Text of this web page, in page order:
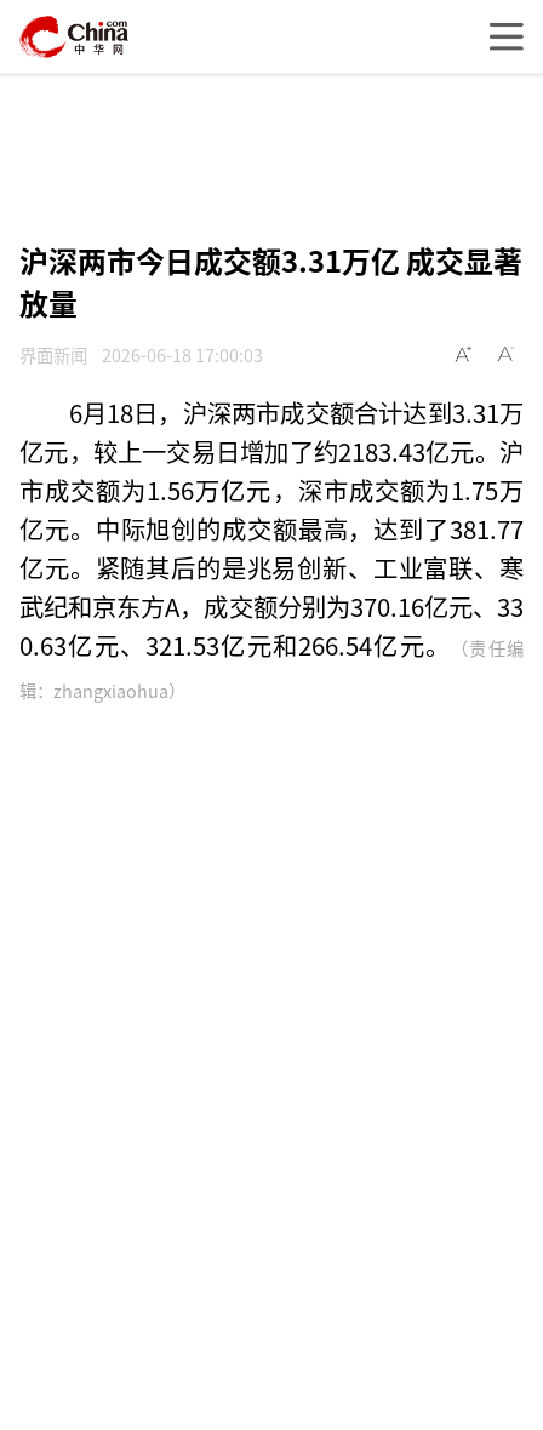
沪深两市今日成交额3.31万亿 成交显著
放量
界面新闻 2026-06-18 17:00:03
6月18日，沪深两市成交额合计达到3.31万
亿元，较上一交易日增加了约2183.43亿元。沪
市成交额为1.56万亿元，深市成交额为1.75万
亿元。中际旭创的成交额最高，达到了381.77
亿元。紧随其后的是兆易创新、工业富联、寒
武纪和京东方A，成交额分别为370.16亿元、33
0.63亿元、321.53亿元和266.54亿元。
（责任编
辑：zhangxiaohua）